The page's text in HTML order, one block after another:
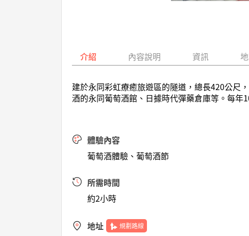
介紹 內容說明 資訊
建於永同彩虹療癒旅遊區的隧道，總長420公尺
酒的永同葡萄酒館、日據時代彈藥倉庫等。每年
體驗內容
葡萄酒體驗、葡萄酒節
所需時間
約2小時
地址 規劃路線